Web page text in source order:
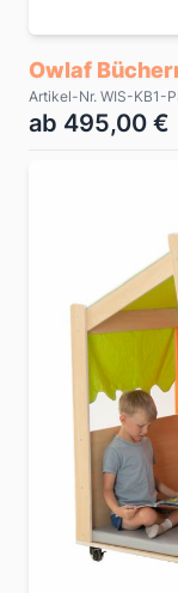
Owlaf
Artikel-Nr. WIS-KB1-
ab 495,00 €